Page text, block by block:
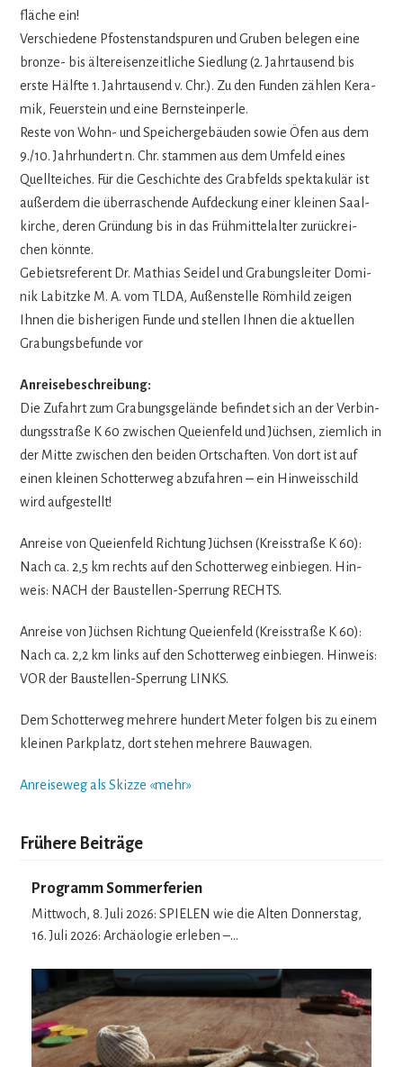
flä­che ein!
Ver­schie­dene Pfos­ten­stand­spu­ren und Gru­ben bele­gen eine
bronze- bis älte­rei­sen­zeit­li­che Sied­lung (2. Jahr­tau­send bis
erste Hälfte 1. Jahr­tau­send v. Chr.). Zu den Fun­den zäh­len Kera­
mik, Feu­er­stein und eine Bernsteinperle.
Reste von Wohn- und Spei­cher­ge­bäu­den sowie Öfen aus dem
9./10. Jahr­hun­dert n. Chr. stam­men aus dem Umfeld eines
Quell­tei­ches. Für die Geschichte des Grab­felds spek­ta­ku­lär ist
außer­dem die über­ra­schende Auf­de­ckung einer klei­nen Saal­
kir­che, deren Grün­dung bis in das Früh­mit­tel­al­ter zurück­rei­
chen könnte.
Gebiets­re­fe­rent Dr. Mathias Sei­del und Gra­bungs­lei­ter Domi­
nik Lab­itzke M. A. vom TLDA, Außen­stelle Röm­hild zei­gen
Ihnen die bis­he­ri­gen Funde und stel­len Ihnen die aktu­el­len
Gra­bungs­be­funde vor
Anrei­se­be­schrei­bung:
Die Zufahrt zum Gra­bungs­ge­lände befin­det sich an der Ver­bin­
dungs­straße K 60 zwi­schen Quei­en­feld und Jüch­sen, ziem­lich in
der Mitte zwi­schen den bei­den Ort­schaf­ten. Von dort ist auf
einen klei­nen Schot­ter­weg abzu­fah­ren ‒ ein Hin­weis­schild
wird aufgestellt!
Anreise von Quei­en­feld Rich­tung Jüch­sen (Kreis­straße K 60):
Nach ca. 2,5 km rechts auf den Schot­ter­weg ein­bie­gen. Hin­
weis: NACH der Bau­stel­len-Sper­rung RECHTS.
Anreise von Jüch­sen Rich­tung Quei­en­feld (Kreis­straße K 60):
Nach ca. 2,2 km links auf den Schot­ter­weg ein­bie­gen. Hin­weis:
VOR der Bau­stel­len-Sper­rung LINKS.
Dem Schot­ter­weg meh­rere hun­dert Meter fol­gen bis zu einem
klei­nen Park­platz, dort ste­hen meh­rere Bauwagen.
Anrei­se­weg als Skizze «mehr»
Frühere Beiträge
Programm Sommerferien
Mittwoch, 8. Juli 2026: SPIELEN wie die Alten Donnerstag,
16. Juli 2026: Archäologie erleben –…